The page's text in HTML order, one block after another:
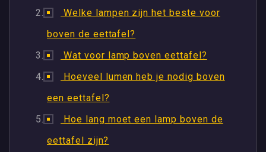
Welke lampen zijn het beste voor
boven de eettafel?
Wat voor lamp boven eettafel?
Hoeveel lumen heb je nodig boven
een eettafel?
Hoe lang moet een lamp boven de
eettafel zijn?